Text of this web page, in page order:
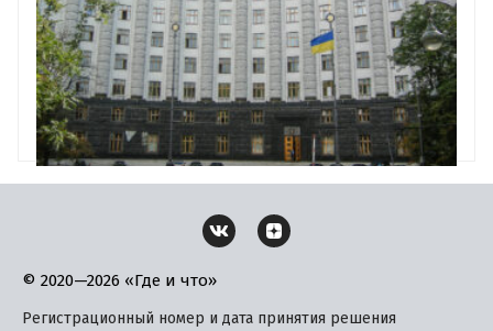
© 2020—2026 «Где и что»
Регистрационный номер и дата принятия решения